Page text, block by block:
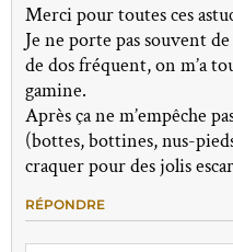
Merci pour toutes ces
Je ne porte pas souvent
de dos fréquent, on m’a
gamine.
Après ça ne m’empêche
(bottes, bottines, nus-
craquer pour des jolis
RÉPONDRE